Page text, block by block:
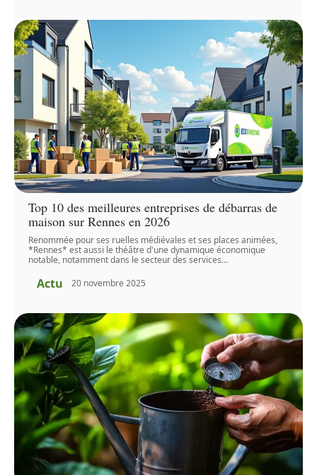
Top 10 des meilleures entreprises de débarras de
maison sur Rennes en 2026
Renommée pour ses ruelles médiévales et ses places animées,
*Rennes* est aussi le théâtre d'une dynamique économique
notable, notamment dans le secteur des services…
Actu 20 novembre 2025